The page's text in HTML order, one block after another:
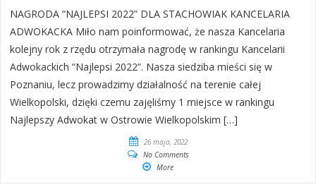
NAGRODA “NAJLEPSI 2022” DLA STACHOWIAK KANCELARIA
ADWOKACKA Miło nam poinformować, że nasza Kancelaria
kolejny rok z rzędu otrzymała nagrodę w rankingu Kancelarii
Adwokackich “Najlepsi 2022”. Nasza siedziba mieści się w
Poznaniu, lecz prowadzimy działalność na terenie całej
Wielkopolski, dzięki czemu zajęliśmy 1 miejsce w rankingu
Najlepszy Adwokat w Ostrowie Wielkopolskim […]
26 maja, 2022
No Comments
More